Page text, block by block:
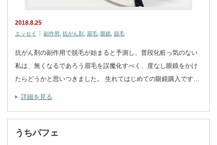
2018.8.25
エッセイ 副作用 , 抗がん剤 , 眉毛, 眼鏡, 脱毛
抗がん剤の副作用で脱毛が始まると予測し、普段化粧っ気のない
私は、無くなるであろう眉毛を誤魔化すべく、度なし眼鏡をかけ
たらどうかと思いつきました。 生れてはじめての眼鏡購入です…
詳細を見る
うちパフェ